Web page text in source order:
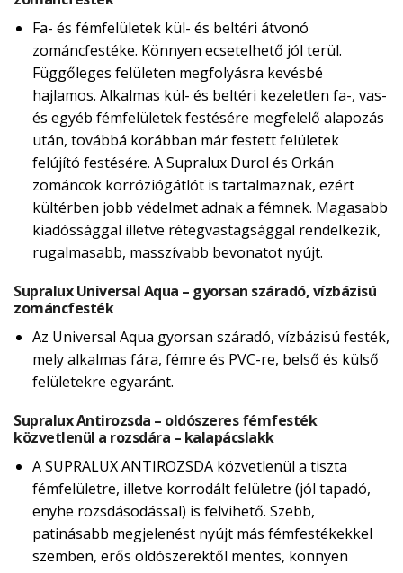
Fa- és fémfelületek kül- és beltéri átvonó
zománcfestéke. Könnyen ecsetelhető jól terül.
Függőleges felületen megfolyásra kevésbé
hajlamos. Alkalmas kül- és beltéri kezeletlen fa-, vas-
és egyéb fémfelületek festésére megfelelő alapozás
után, továbbá korábban már festett felületek
felújító festésére. A Supralux Durol és Orkán
zománcok korróziógátlót is tartalmaznak, ezért
kültérben jobb védelmet adnak a fémnek. Magasabb
kiadóssággal illetve rétegvastagsággal rendelkezik,
rugalmasabb, masszívabb bevonatot nyújt.
Supralux Universal Aqua – gyorsan száradó, vízbázisú
zománcfesték
Az Universal Aqua gyorsan száradó, vízbázisú festék,
mely alkalmas fára, fémre és PVC-re, belső és külső
felületekre egyaránt.
Supralux Antirozsda – oldószeres fémfesték
közvetlenül a rozsdára – kalapácslakk
A SUPRALUX ANTIROZSDA közvetlenül a tiszta
fémfelületre, illetve korrodált felületre (jól tapadó,
enyhe rozsdásodással) is felvihető. Szebb,
patinásabb megjelenést nyújt más fémfestékekkel
szemben, erős oldószerektől mentes, könnyen